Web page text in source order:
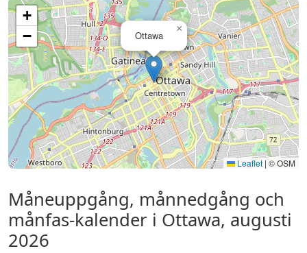
Ottawa
×
+
−
Leaflet | © OSM
Måneuppgång, månnedgång och
månfas-kalender i Ottawa, augusti
2026